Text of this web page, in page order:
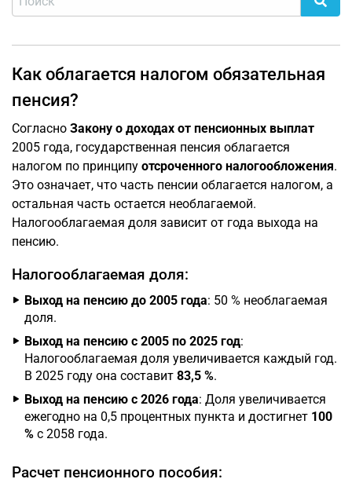
Как облагается налогом обязательная
пенсия?
Согласно Закону о доходах от пенсионных выплат
2005 года, государственная пенсия облагается
налогом по принципу отсроченного налогообложения.
Это означает, что часть пенсии облагается налогом, а
остальная часть остается необлагаемой.
Налогооблагаемая доля зависит от года выхода на
пенсию.
Налогооблагаемая доля:
Выход на пенсию до 2005 года: 50 % необлагаемая
доля.
Выход на пенсию с 2005 по 2025 год:
Налогооблагаемая доля увеличивается каждый год.
В 2025 году она составит 83,5 %.
Выход на пенсию с 2026 года: Доля увеличивается
ежегодно на 0,5 процентных пункта и достигнет 100
% с 2058 года.
Расчет пенсионного пособия: